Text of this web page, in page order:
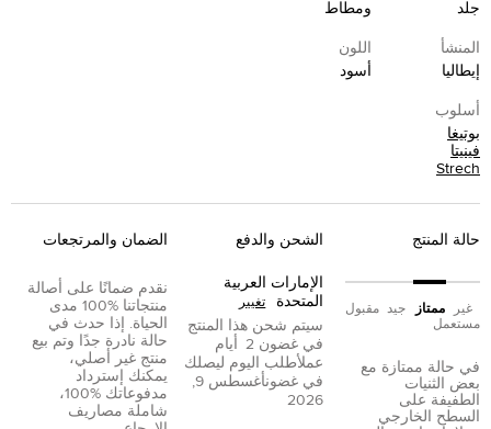
جلد ومطاط
المنشأ
إيطاليا
اللون
أسود
أسلوب
بوتيغا
فينيتا
Strech
حالة المنتج
غير
مستعمل
ممتاز جيد مقبول
في حالة ممتازة مع
بعض الثنيات
الطفيفة على
السطح الخارجي
الشحن والدفع
الإمارات العربية
المتحدة
تغيير
سيتم شحن هذا المنتج
في غضون 2
أيام
عملأطلب اليوم ليصلك
في غضون
أغسطس 9,
2026
الضمان والمرتجعات
نقدم ضمانًا على أصالة
منتجاتنا %100 مدى
الحياة. إذا حدث في
حالة نادرة جدًا وتم بيع
منتج غير أصلي،
يمكنك إسترداد
مدفوعاتك %100،
شاملة مصاريف